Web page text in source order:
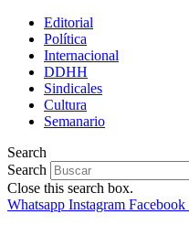
Editorial
Política
Internacional
DDHH
Sindicales
Cultura
Semanario
Search
Search
Close this search box.
Whatsapp Instagram Facebook